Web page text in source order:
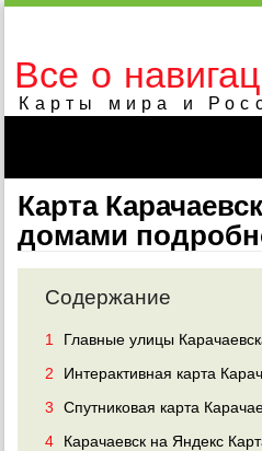
Все о
Карты мира и
Карта
домами
Содержание
1
Главные улицы
2
Интерактивная карта
3
Спутниковая карта
4
Карачаевск на Яндекс